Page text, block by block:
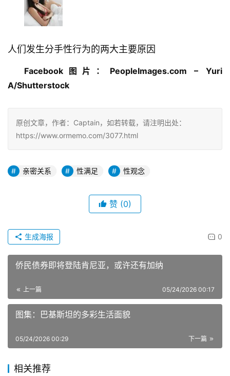
人们发生分手性行为的两大主要原因
Facebook图片：PeopleImages.com – Yuri
A/Shutterstock
原创文章，作者：Captain，如若转载，请注明出处：
https://www.ormemo.com/3077.html
亲密关系 性满足 性观念
赞 (0)
0
生成海报
侨民债券即将登陆肯尼亚，或许还有加纳
上一篇 05/24/2026 00:17
图集：巴基斯坦的多彩生活面貌
下一篇
05/24/2026 00:29
相关推荐